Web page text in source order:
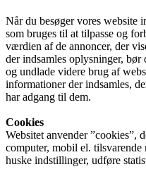
Når du besøger vores website
som bruges til at tilpasse og
værdien af de annoncer, der
der indsamles oplysninger, bør
og undlade videre brug af
informationer der indsamles,
har adgang til dem.
Cookies
Websitet anvender ”cookies”,
computer, mobil el. tilsvarende
huske indstillinger, udføre